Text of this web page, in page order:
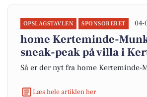
OPSLAGSTAVLEN SPONSORERET 04-
home Kerteminde-
sneak-peak på villa i
Så er der nyt fra home Kerteminde-
Læs hele artiklen her